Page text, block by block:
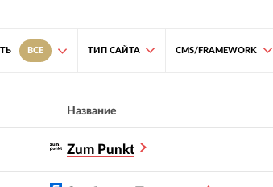
ВСЕ ТИП САЙТА CMS/FRAMEWORK
Название
Zum Punkt